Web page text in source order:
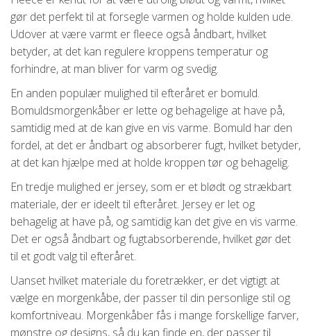
gør det perfekt til at forsegle varmen og holde kulden ude.
Udover at være varmt er fleece også åndbart, hvilket
betyder, at det kan regulere kroppens temperatur og
forhindre, at man bliver for varm og svedig.
En anden populær mulighed til efteråret er bomuld.
Bomuldsmorgenkåber er lette og behagelige at have på,
samtidig med at de kan give en vis varme. Bomuld har den
fordel, at det er åndbart og absorberer fugt, hvilket betyder,
at det kan hjælpe med at holde kroppen tør og behagelig.
En tredje mulighed er jersey, som er et blødt og strækbart
materiale, der er ideelt til efteråret. Jersey er let og
behagelig at have på, og samtidig kan det give en vis varme.
Det er også åndbart og fugtabsorberende, hvilket gør det
til et godt valg til efteråret.
Uanset hvilket materiale du foretrækker, er det vigtigt at
vælge en morgenkåbe, der passer til din personlige stil og
komfortniveau. Morgenkåber fås i mange forskellige farver,
mønstre og designs, så du kan finde en, der passer til